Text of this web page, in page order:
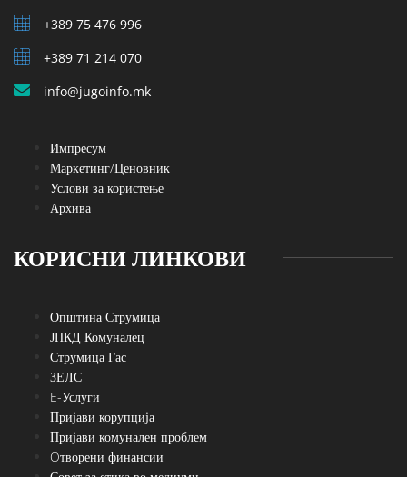
+389 75 476 996
+389 71 214 070
info@jugoinfo.mk
Импресум
Маркетинг/Ценовник
Услови за користење
Архива
КОРИСНИ ЛИНКОВИ
Општина Струмица
ЈПКД Комуналец
Струмица Гас
ЗЕЛС
E-Услуги
Пријави корупција
Пријави комунален проблем
Oтворени финансии